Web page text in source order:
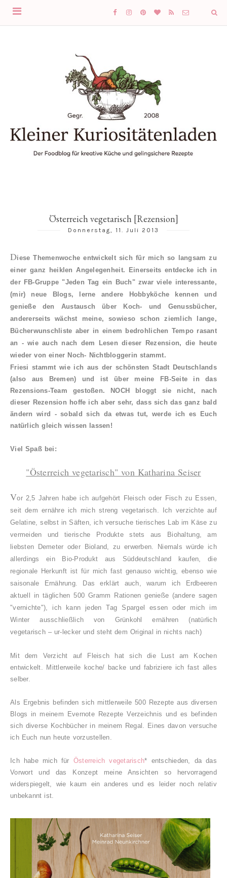
Österreich vegetarisch [Rezension]
Donnerstag, 11. Juli 2013
Diese Themenwoche entwickelt sich für mich so langsam zu
einer ganz heiklen Angelegenheit. Einerseits entdecke ich in
der FB-Gruppe "Jeden Tag ein Buch" zwar viele interessante,
(mir) neue Blogs, lerne andere Hobbyköche kennen und
genieße den Austausch über Koch- und Genussbücher,
andererseits wächst meine, sowieso schon ziemlich lange,
Bücherwunschliste aber in einem bedrohlichen Tempo rasant
an - wie auch nach dem Lesen dieser Rezension, die heute
wieder von einer Noch- Nichtbloggerin stammt.
Friesi stammt wie ich aus der schönsten Stadt Deutschlands
(also aus Bremen) und ist über meine FB-Seite in das
Rezensions-Team gestoßen. NOCH bloggt sie nicht, nach
dieser Rezension hoffe ich aber sehr, dass sich das ganz bald
ändern wird - sobald sich da etwas tut, werde ich es Euch
natürlich gleich wissen lassen!
Viel Spaß bei:
"Österreich vegetarisch" von Katharina Seiser
Vor 2,5 Jahren habe ich aufgehört Fleisch oder Fisch zu Essen,
seit dem ernähre ich mich streng vegetarisch. Ich verzichte auf
Gelatine, selbst in Säften, ich versuche tierisches Lab im Käse zu
vermeiden und tierische Produkte stets aus Biohaltung, am
liebsten Demeter oder Bioland, zu erwerben. Niemals würde ich
allerdings ein Bio-Produkt aus Süddeutschland kaufen, die
regionale Herkunft ist für mich fast genauso wichtig, ebenso wie
saisonale Ernährung. Das erklärt auch, warum ich Erdbeeren
aktuell in täglichen 500 Gramm Rationen genieße (andere sagen
"vernichte"), ich kann jeden Tag Spargel essen oder mich im
Winter ausschließlich von Grünkohl ernähren (natürlich
vegetarisch – ur-lecker und steht dem Original in nichts nach)
Mit dem Verzicht auf Fleisch hat sich die Lust am Kochen
entwickelt. Mittlerweile koche/ backe und fabriziere ich fast alles
selber.
Als Ergebnis befinden sich mittlerweile 500 Rezepte aus diversen
Blogs in meinem Evernote Rezepte Verzeichnis und es befinden
sich diverse Kochbücher in meinem Regal. Eines davon versuche
ich Euch nun heute vorzustellen.
Ich habe mich für Österreich vegetarisch* entschieden, da das
Vorwort und das Konzept meine Ansichten so hervorragend
widerspiegelt, wie kaum ein anderes und es leider noch relativ
unbekannt ist.